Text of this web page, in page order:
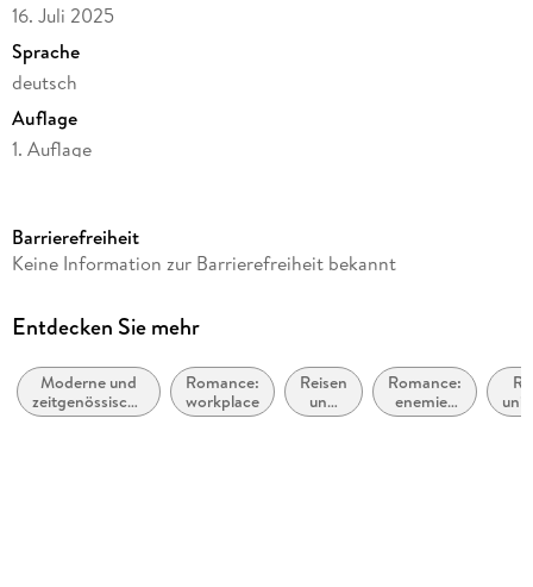
16. Juli 2025
Sprache
deutsch
Auflage
1. Auflage
Reihe
Autor/Autorin
Verlag/Hersteller
FISCHER Taschenbuch
Barrierefreiheit
Keine Information zur Barrierefreiheit bekannt
Entdecken Sie mehr
Moderne und
zeitgenössische
Liebesromane
Romance:
workplace
Reisen
und
Urlaub
Romance:
enemies
to lovers